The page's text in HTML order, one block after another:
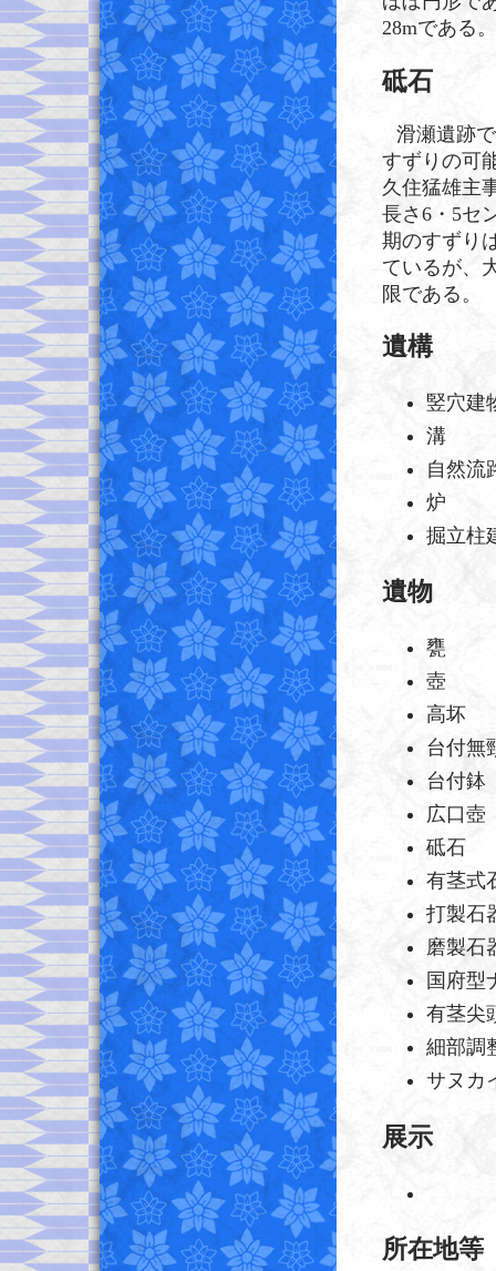
28mである
砥石
滑瀬遺跡
すずりの可
久住猛雄主
長さ6・5セ
期のすずり
ているが、
限である。
遺構
竪穴建
溝
自然流
炉
掘立柱
遺物
甕
壺
高坏
台付無
台付鉢
広口壺
砥石
有茎式
打製石
磨製石
国府型
有茎尖
細部調
サヌカ
展示
所在地等